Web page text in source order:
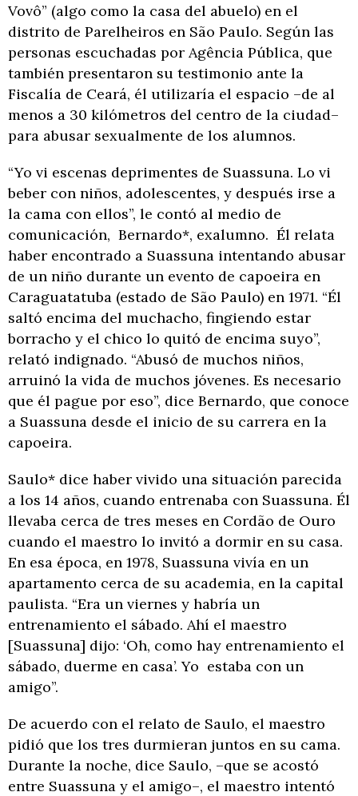
Vovô” (algo como la casa del abuelo) en el
distrito de Parelheiros en São Paulo. Según las
personas escuchadas por Agência Pública, que
también presentaron su testimonio ante la
Fiscalía de Ceará, él utilizaría el espacio –de al
menos a 30 kilómetros del centro de la ciudad–
para abusar sexualmente de los alumnos.
“Yo vi escenas deprimentes de Suassuna. Lo vi
beber con niños, adolescentes, y después irse a
la cama con ellos”, le contó al medio de
comunicación, Bernardo*, exalumno. Él relata
haber encontrado a Suassuna intentando abusar
de un niño durante un evento de capoeira en
Caraguatatuba (estado de São Paulo) en 1971. “Él
saltó encima del muchacho, fingiendo estar
borracho y el chico lo quitó de encima suyo”,
relató indignado. “Abusó de muchos niños,
arruinó la vida de muchos jóvenes. Es necesario
que él pague por eso”, dice Bernardo, que conoce
a Suassuna desde el inicio de su carrera en la
capoeira.
Saulo* dice haber vivido una situación parecida
a los 14 años, cuando entrenaba con Suassuna. Él
llevaba cerca de tres meses en Cordão de Ouro
cuando el maestro lo invitó a dormir en su casa.
En esa época, en 1978, Suassuna vivía en un
apartamento cerca de su academia, en la capital
paulista. “Era un viernes y habría un
entrenamiento el sábado. Ahí el maestro
[Suassuna] dijo: ‘Oh, como hay entrenamiento el
sábado, duerme en casa’. Yo estaba con un
amigo”.
De acuerdo con el relato de Saulo, el maestro
pidió que los tres durmieran juntos en su cama.
Durante la noche, dice Saulo, –que se acostó
entre Suassuna y el amigo–, el maestro intentó